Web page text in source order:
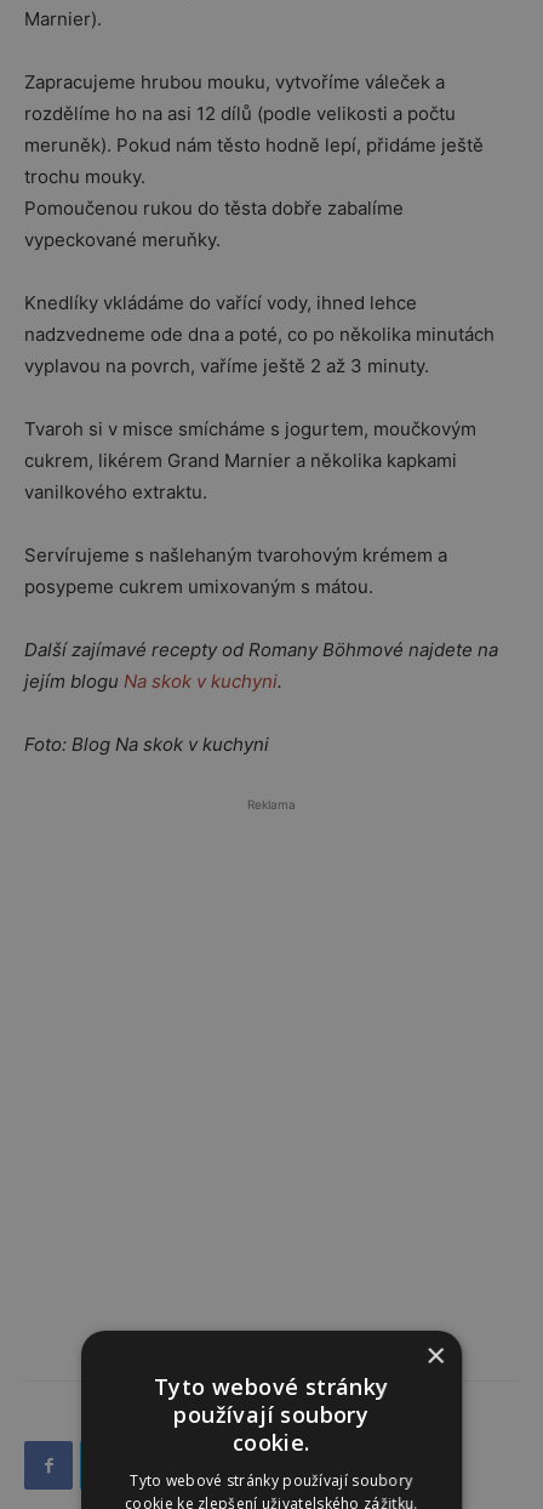
Marnier).
Zapracujeme hrubou mouku, vytvoříme váleček a
rozdělíme ho na asi 12 dílů (podle velikosti a počtu
meruněk). Pokud nám těsto hodně lepí, přidáme ještě
trochu mouky.
Pomoučenou rukou do těsta dobře zabalíme
vypeckované meruňky.
Knedlíky vkládáme do vařící vody, ihned lehce
nadzvedneme ode dna a poté, co po několika minutách
vyplavou na povrch, vaříme ještě 2 až 3 minuty.
Tvaroh si v misce smícháme s jogurtem, moučkovým
cukrem, likérem Grand Marnier a několika kapkami
vanilkového extraktu.
Servírujeme s našlehaným tvarohovým krémem a
posypeme cukrem umixovaným s mátou.
Další zajímavé recepty od Romany Böhmové najdete na
jejím blogu Na skok v kuchyni.
Foto: Blog Na skok v kuchyni
Reklama
×
Tyto webové stránky
používají soubory
cookie.
Tyto webové stránky používají soubory
cookie ke zlepšení uživatelského zážitku.